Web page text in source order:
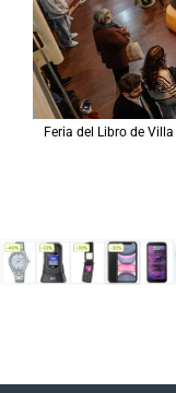
Feria del Libro de